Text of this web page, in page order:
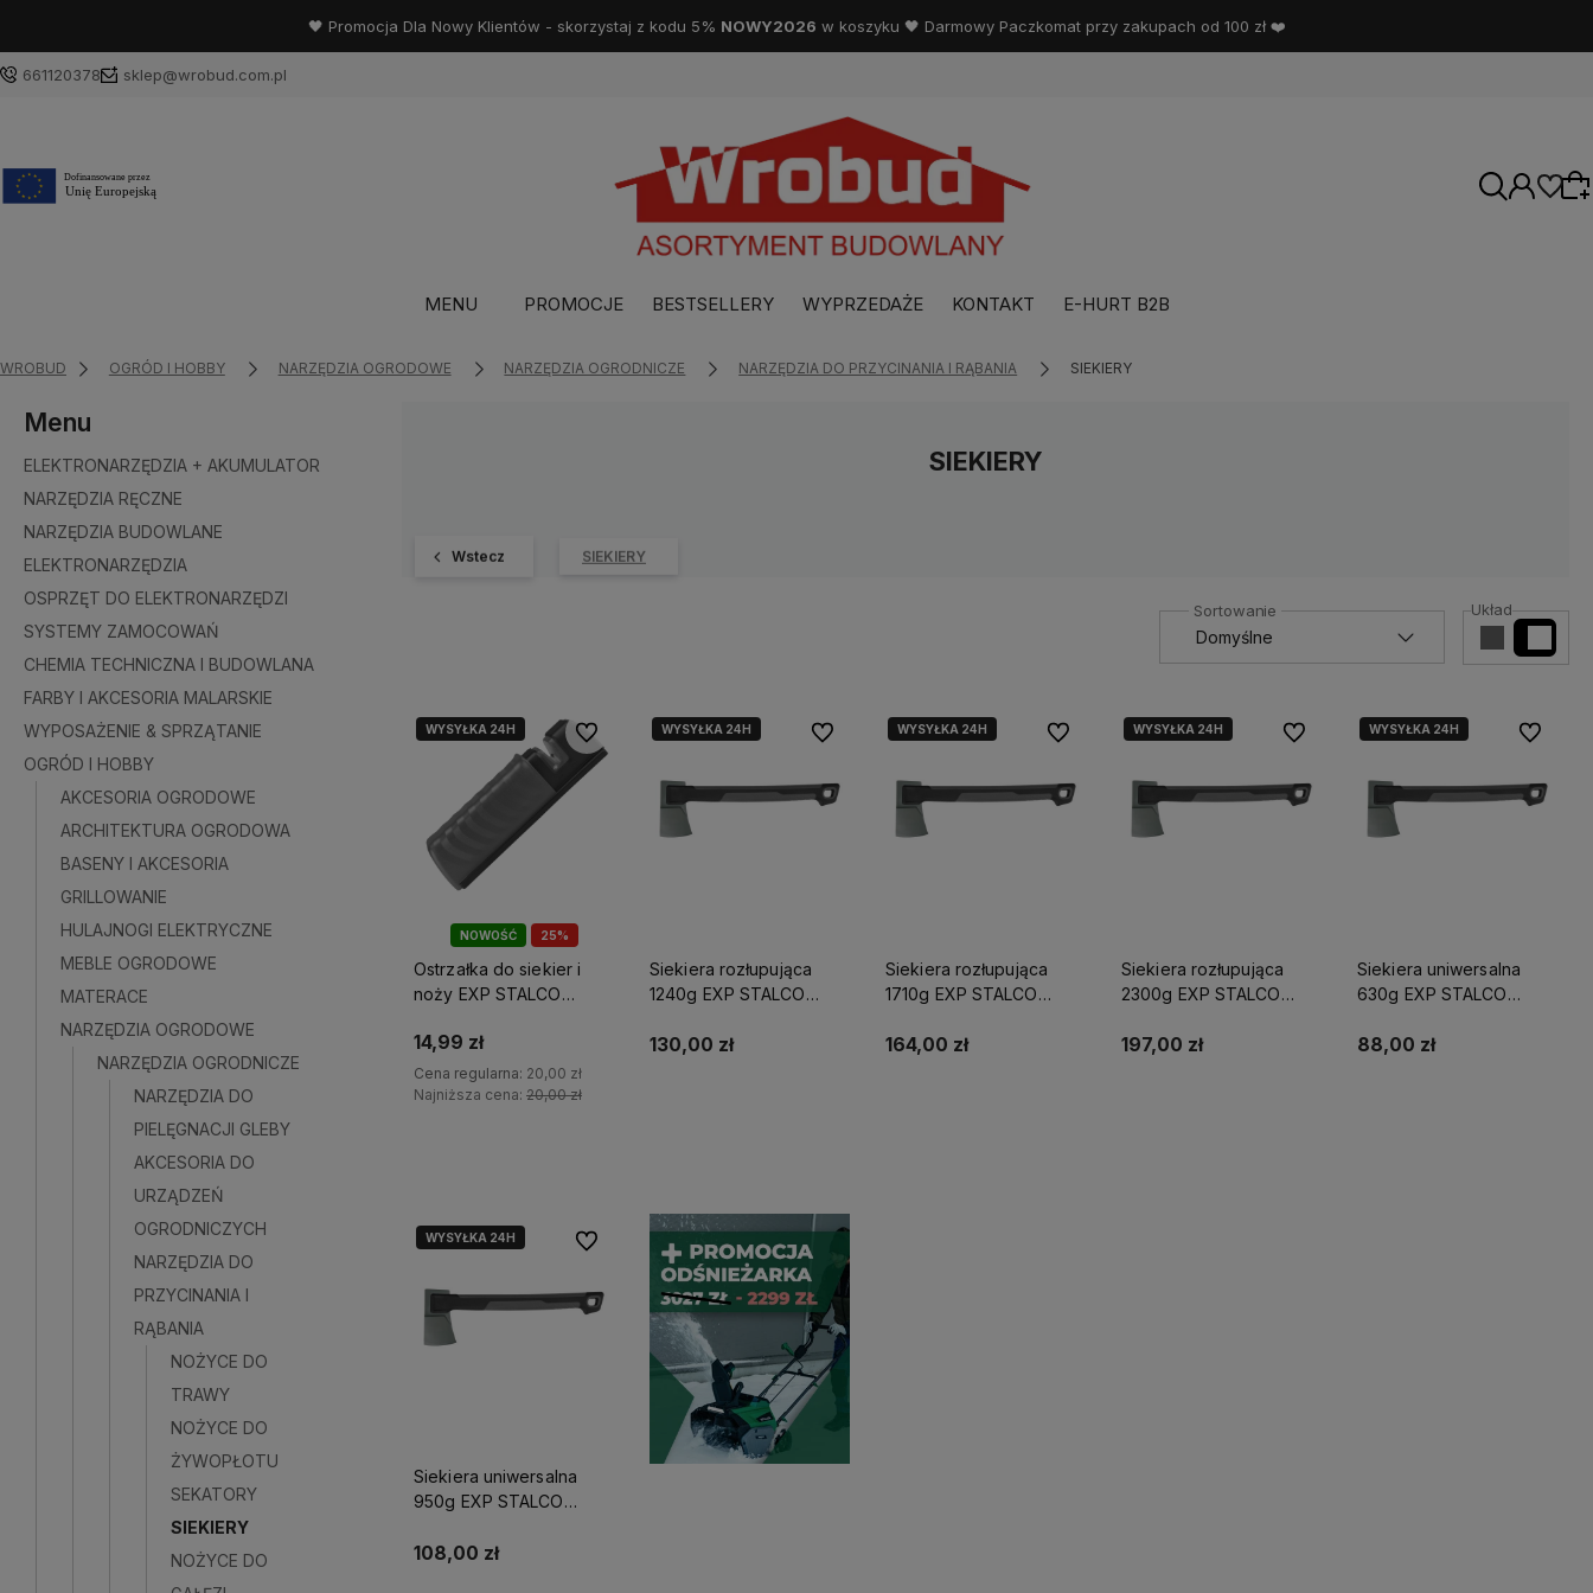
🖤 Promocja Dla Nowy Klientów - skorzystaj z kodu 5% NOWY2026 w koszyku 🖤 Darmowy Paczkomat przy zakupach od 100 zł ❤️
661120378 sklep@wrobud.com.pl
MENU PROMOCJE BESTSELLERY WYPRZEDAŻE KONTAKT E-HURT B2B
WROBUD OGRÓD I HOBBY NARZĘDZIA OGRODOWE NARZĘDZIA OGRODNICZE NARZĘDZIA DO PRZYCINANIA I RĄBANIA SIEKIERY
Menu
ELEKTRONARZĘDZIA + AKUMULATOR
NARZĘDZIA RĘCZNE
NARZĘDZIA BUDOWLANE
ELEKTRONARZĘDZIA
OSPRZĘT DO ELEKTRONARZĘDZI
SYSTEMY ZAMOCOWAŃ
CHEMIA TECHNICZNA I BUDOWLANA
FARBY I AKCESORIA MALARSKIE
WYPOSAŻENIE & SPRZĄTANIE
OGRÓD I HOBBY
AKCESORIA OGRODOWE
ARCHITEKTURA OGRODOWA
BASENY I AKCESORIA
GRILLOWANIE
HULAJNOGI ELEKTRYCZNE
MEBLE OGRODOWE
MATERACE
NARZĘDZIA OGRODOWE
NARZĘDZIA OGRODNICZE
NARZĘDZIA DO
PIELĘGNACJI GLEBY
AKCESORIA DO
URZĄDZEŃ
OGRODNICZYCH
NARZĘDZIA DO
PRZYCINANIA I
RĄBANIA
NOŻYCE DO
TRAWY
NOŻYCE DO
ŻYWOPŁOTU
SEKATORY
SIEKIERY
NOŻYCE DO
SIEKIERY
Wstecz SIEKIERY
Układ
25%
NOWOŚĆ
WYSYŁKA 24H
Ostrzałka do siekier i
noży EXP STALCO
14,99 zł
Cena regularna: 20,00 zł
Najniższa cena: 20,00 zł
Do ulubionychWYSYŁKA 24H
Siekiera rozłupująca
1240g EXP STALCO
130,00 zł
Do ulubionychWYSYŁKA 24H
Siekiera rozłupująca
1710g EXP STALCO
164,00 zł
Do ulubionychWYSYŁKA 24H
Siekiera rozłupująca
2300g EXP STALCO
197,00 zł
Do ulubionychWYSYŁKA 24H
Siekiera uniwersalna
630g EXP STALCO
88,00 zł
Do
WYSYŁKA 24H
Siekiera uniwersalna
950g EXP STALCO
108,00 zł
Do ulubionych